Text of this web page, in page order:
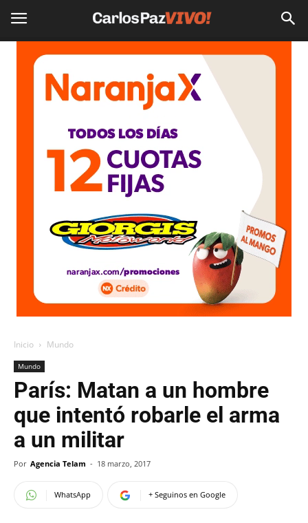
Inicio Mundo
Mundo
París: Matan a un hombre
que intentó robarle el arma
a un militar
Por Agencia Telam - 18 marzo, 2017
WhatsApp + Seguinos en Google